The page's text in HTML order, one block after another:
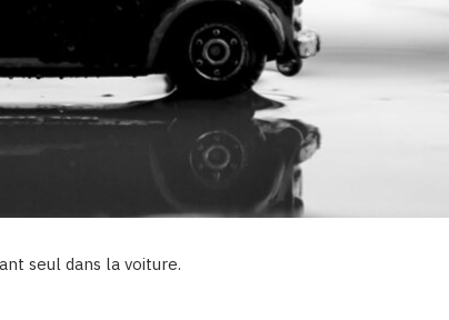
seul dans la voiture.